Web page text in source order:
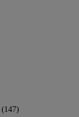
(147)